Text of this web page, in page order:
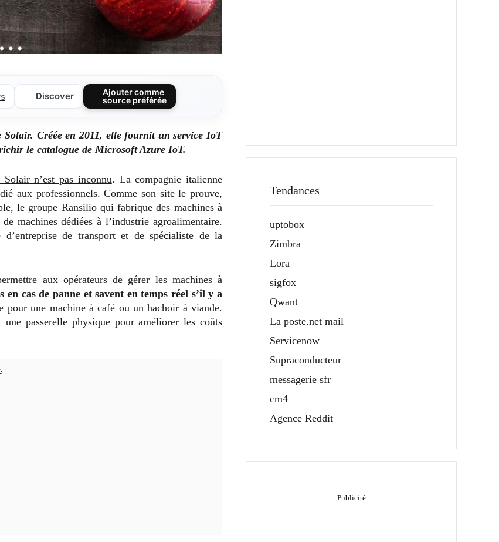
Discover
Ajouter comme
source préférée
Créée en 2011, elle fournit un service IoT
le catalogue de Microsoft Azure IoT.
n’est pas inconnu. La compagnie italienne
aux professionnels. Comme son site le prouve,
le groupe Ransilio qui fabrique des machines à
machines dédiées à l’industrie agroalimentaire.
de transport et de spécialiste de la
aux opérateurs de gérer les machines à
en cas de panne et savent en temps réel s’il y a
pour une machine à café ou un hachoir à viande.
passerelle physique pour améliorer les coûts
Tendances
uptobox
Zimbra
Lora
sigfox
Qwant
La poste.net mail
Servicenow
Supraconducteur
messagerie sfr
cm4
Agence Reddit